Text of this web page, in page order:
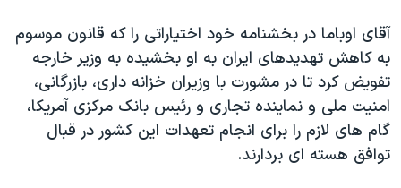
قانون شفافیت دارائی کادر رهبری ایران
اعتراضات مردمی آبان ۹۸
اسرائیل در جنگ
نرگس محمدی برنده جایزه نوبل صلح
همایش محافظه‌کاران آمریکا «سی‌پک»
آقای اوباما در بخشنامه خود اختیاراتی را که قانون موسوم
به کاهش تهدیدهای ایران به او بخشیده به وزیر خارجه
تفویض کرد تا در مشورت با وزیران خزانه داری، بازرگانی،
امنیت ملی و نماینده تجاری و رئیس بانک مرکزی آمریکا،
گام های لازم را برای انجام تعهدات این کشور در قبال
توافق هسته ای بردارند.